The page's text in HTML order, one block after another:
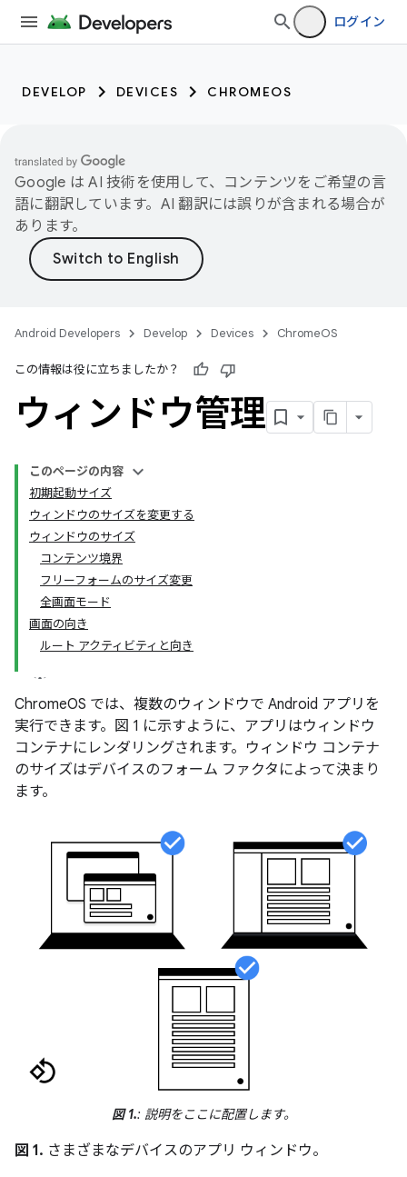
ログイン
DEVELOP DEVICES CHROMEOS
Google は AI 技術を使用して、コンテンツをご希望の言
語に翻訳しています。AI 翻訳には誤りが含まれる場合が
あります。
Android Developers Develop Devices ChromeOS
この情報は役に立ちましたか？
ウィンドウ管理
このページの内容
初期起動サイズ
ウィンドウのサイズを変更する
ウィンドウのサイズ
コンテンツ境界
フリーフォームのサイズ変更
全画面モード
画面の向き
ルート アクティビティと向き
ChromeOS では、複数のウィンドウで Android アプリを
実行できます。図 1 に示すように、アプリはウィンドウ
コンテナにレンダリングされます。ウィンドウ コンテナ
のサイズはデバイスのフォーム ファクタによって決まり
ます。
図 1.: 説明をここに配置します。
図 1. さまざまなデバイスのアプリ ウィンドウ。